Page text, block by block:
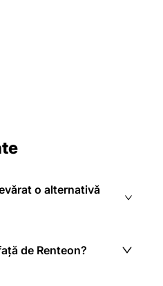
o alternativă
de Renteon?